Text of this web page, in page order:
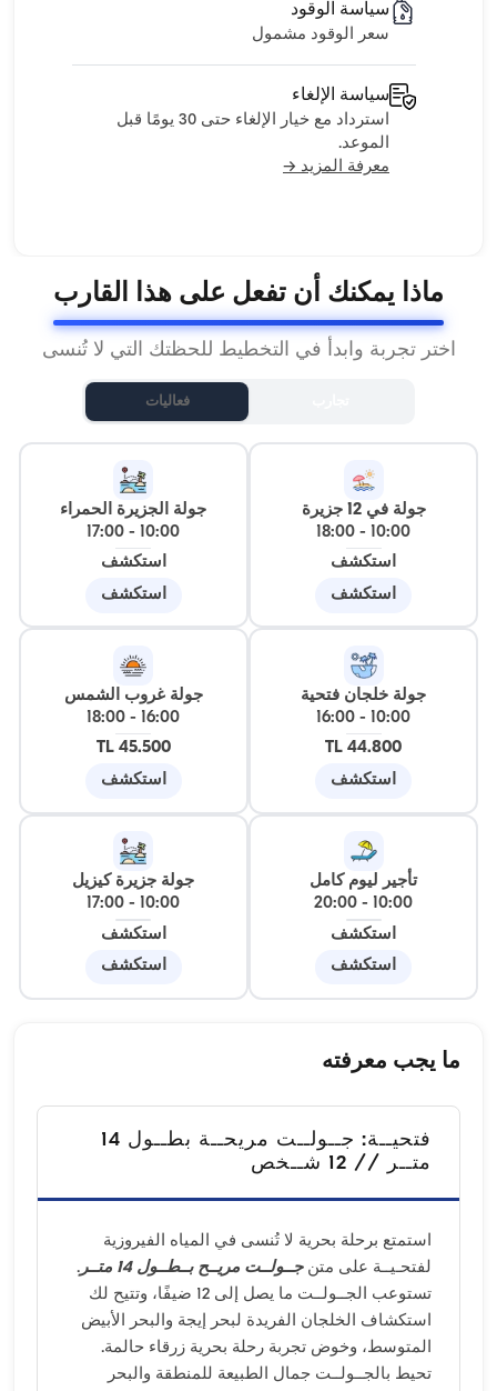
سياسة الوقود
سعر الوقود مشمول
سياسة الإلغاء
استرداد مع خيار الإلغاء حتى 30 يومًا قبل
الموعد.
معرفة المزيد →
ماذا يمكنك أن تفعل على هذا القارب
اختر تجربة وابدأ في التخطيط للحظتك التي لا تُنسى
فعاليات
جولة في 12 جزيرة
10:00
-
18:00
استكشف
استكشف
جولة الجزيرة الحمراء
10:00
-
17:00
استكشف
استكشف
جولة خلجان فتحية
10:00
-
16:00
44.800 TL
استكشف
جولة غروب الشمس
16:00
-
18:00
45.500 TL
استكشف
تأجير ليوم كامل
10:00
-
20:00
استكشف
استكشف
جولة جزيرة كيزيل
10:00
-
17:00
استكشف
استكشف
ما يجب معرفته
فتحيــة: جــولــت مريحــة بطــول 14
متــر // 12 شــخص
استمتع برحلة بحرية لا تُنسى في المياه الفيروزية
لفتحـيــة على متنجــولــت مريــح بــطــول 14 متــر
.
تستوعب الجــولــت ما يصل إلى 12 ضيفًا، وتتيح لك
استكشاف الخلجان الفريدة لبحر إيجة والبحر الأبيض
المتوسط، وخوض تجربة رحلة بحرية زرقاء حالمة.
تحيط بالجــولــت جمال الطبيعة للمنطقة والبحر